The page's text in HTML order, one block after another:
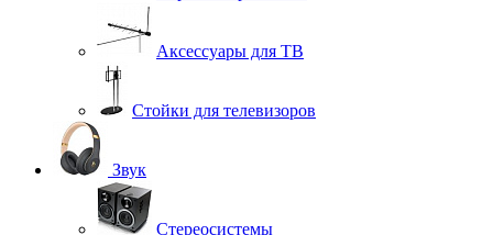
Аксессуары для ТВ
Стойки для телевизоров
Звук
Стереосистемы